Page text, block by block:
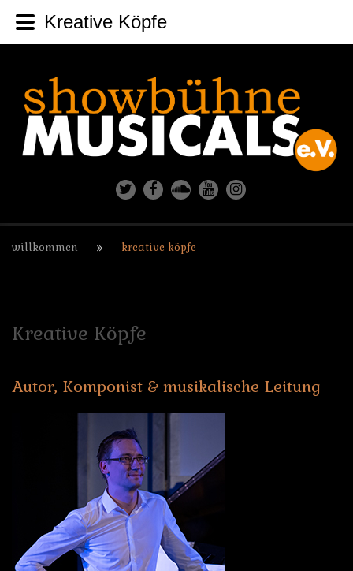
willkommen kreative köpfe
Kreative Köpfe
Autor, Komponist & musikalische Leitung
Kreative Köpfe